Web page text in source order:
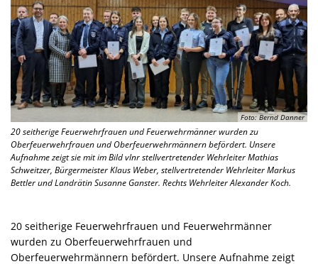
Foto: Bernd Danner
20 seitherige Feuerwehrfrauen und Feuerwehrmänner wurden zu
Oberfeuerwehrfrauen und Oberfeuerwehrmännern befördert. Unsere
Aufnahme zeigt sie mit im Bild vlnr stellvertretender Wehrleiter Mathias
Schweitzer, Bürgermeister Klaus Weber, stellvertretender Wehrleiter Markus
Bettler und Landrätin Susanne Ganster. Rechts Wehrleiter Alexander Koch.
20 seitherige Feuerwehrfrauen und Feuerwehrmänner
wurden zu Oberfeuerwehrfrauen und
Oberfeuerwehrmännern befördert. Unsere Aufnahme zeigt